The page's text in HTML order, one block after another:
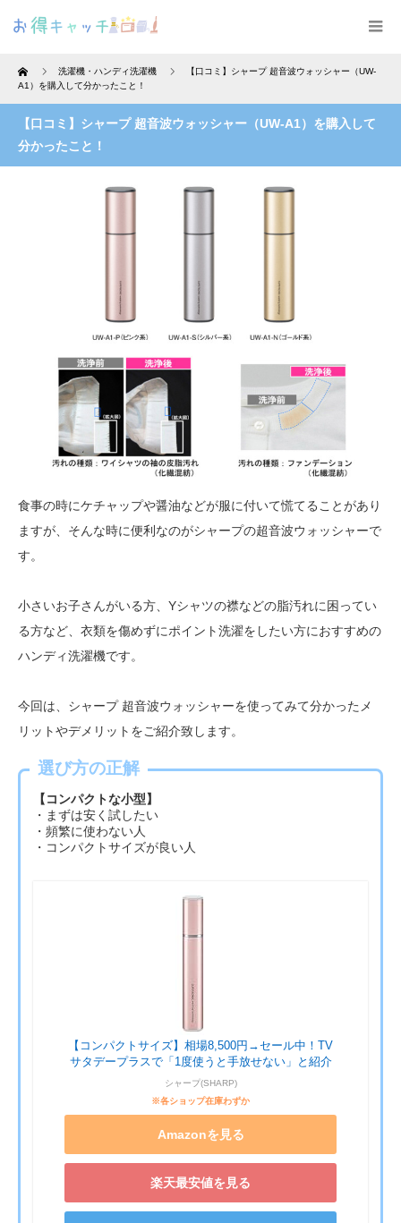
Home 洗濯機・ハンディ洗濯機
【口コミ】シャープ 超音波ウォッシャー（UW-
A1）を購入して分かったこと！
【口コミ】シャープ 超音波ウォッシャー（UW-A1）を購入して
分かったこと！
食事の時にケチャップや醤油などが服に付いて慌てることがあり
ますが、そんな時に便利なのがシャープの超音波ウォッシャーで
す。
小さいお子さんがいる方、Yシャツの襟などの脂汚れに困ってい
る方など、衣類を傷めずにポイント洗濯をしたい方におすすめの
ハンディ洗濯機です。
今回は、シャープ 超音波ウォッシャーを使ってみて分かったメ
リットやデメリットをご紹介致します。
選び方の正解
【コンパクトな小型】
・まずは安く試したい
・頻繁に使わない人
・コンパクトサイズが良い人
【コンパクトサイズ】相場8,500円→セール中！TV
サタデープラスで「1度使うと手放せない」と紹介
シャープ(SHARP)
※各ショップ在庫わずか
Amazonを見る
楽天最安値を見る